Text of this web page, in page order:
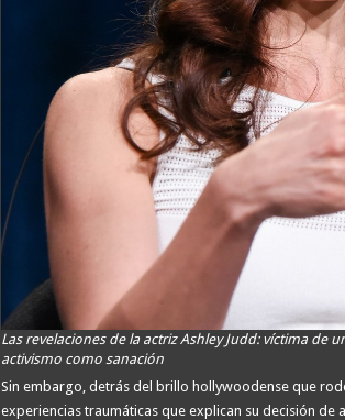
Las revelaciones de la actriz Ashley Judd: víctima de
activismo como sanación
Sin embargo, detrás del brillo hollywoodense que
experiencias traumáticas que explican su decisión